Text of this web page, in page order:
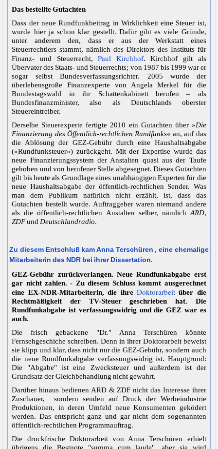
Das bestellte Gutachten
Dass der neue Rundfunkbeitrag in Wirklichkeit eine Steuer ist,
wurde hier ja schon klar gestellt. Dafür gibt es viele Gründe,
unter anderem den, dass er aus der Werkstatt eines
Steuerrechtlers stammt, nämlich des Direktors des Instituts für
Finanz- und Steuerrecht,
Paul Kirchhof. Kirchhof gilt als
Übervater des Staats- und Steuerrechts; von 1987 bis 1999 war er
sogar selbst Bundesverfassungsrichter. 2005 wurde der
überlebensgroße Finanzexperte von Angela Merkel für die
Bundestagswahl in ihr Schattenkabinett berufen – als
Bundesfinanzminister, also als Deutschlands oberster
Steuereintreiber.
Derselbe Steuerexperte fertigte 2010 ein Gutachten über »Die
Finanzierung des Öffentlich-rechtlichen Rundfunks« an, auf das
die Ablösung der GEZ-Gebühr durch eine Haushaltsabgabe
(»Rundfunksteuer«) zurückgeht. Mit der Expertise wurde das
neue Finanzierungssystem der Anstalten quasi aus der Taufe
gehoben und von berufener Stelle abgesegnet. Dieses Gutachten
gilt bis heute als Grundlage eines unabhängigen Experten für die
neue Haushaltsabgabe der öffentlich-rechtlichen Sender. Was
man dem Publikum natürlich nicht erzählt, ist, dass das
Gutachten bestellt wurde. Auftraggeber waren niemand andere
als die öffentlich-rechtlichen Anstalten selber, nämlich ARD,
ZDFund Deutschlandradio.
Zu diesem Entschluß kam Anna Terschüren , eine ehemalige
Mitarbeiterin des NDR bei ihrer Dissertation.
GEZ-Gebühr zurückverlangen. Neue Rundfunkabgabe erst
gar nicht zahlen. - Zu diesem Schluss kommt ausgerechnet
eine EX-NDR-Mitarbeiterin, die ihre Doktorarbeitüber die
Rechtmäßigkeit der TV-Steuer geschrieben hat. Die
Rundfunkabgabe ist verfassungswidrig und die GEZ war es
auch.
Die frisch gebackene "Dr." Anna Terschüren könnte
Fernsehgeschiche schreiben. Denn in ihrer Doktorarbeit beweist
sie klipp und klar, dass nicht nur die GEZ-Gebühr, sondern auch
die neue Rundfunkabgabe verfassungswidrig ist. Hauptgrund:
Die "Abgabe" ist eine Zwecksteuer und außerdem ist der
Grundsatz der Gleichbehandlung nicht gewahrt.
Darüber hinaus bedienen ARD & ZDF nicht das Interesse ihrer
Zuschauer, sondern senden auf Druck der Werbeindustrie
Produktionen, in deren Umfeld neue Konsumenten geködert
werden. Das entspricht ganz und gar nicht dem sogenannten
öffentlich-rechtlichen Programmauftrag.
Die druckfrische Doktorarbeit von Anna Terschüren erhielt